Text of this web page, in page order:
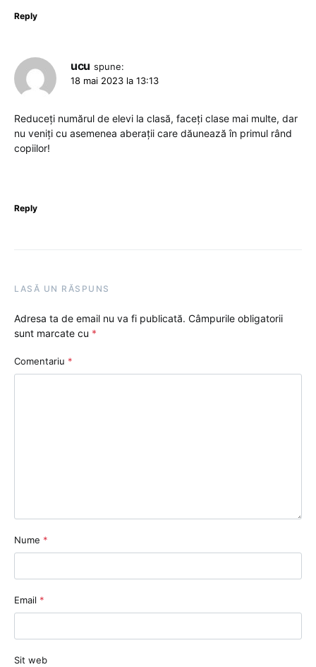
Reply
ucu spune:
18 mai 2023 la 13:13
Reduceți numărul de elevi la clasă, faceți clase mai multe, dar
nu veniți cu asemenea aberații care dăunează în primul rând
copiilor!
Reply
LASĂ UN RĂSPUNS
Adresa ta de email nu va fi publicată. Câmpurile obligatorii
sunt marcate cu *
Comentariu *
Nume *
Email *
Sit web